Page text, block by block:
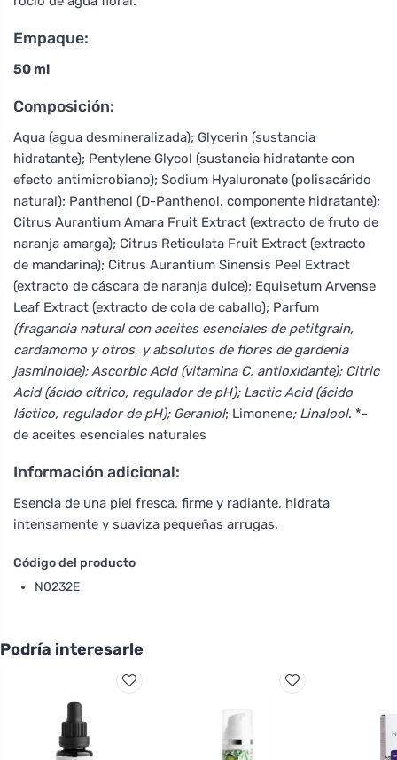
Empaque:
50 ml
Composición:
Aqua (agua desmineralizada); Glycerin (sustancia
hidratante); Pentylene Glycol (sustancia hidratante con
efecto antimicrobiano); Sodium Hyaluronate (polisacárido
natural); Panthenol (D-Panthenol, componente hidratante);
Citrus Aurantium Amara Fruit Extract (extracto de fruto de
naranja amarga); Citrus Reticulata Fruit Extract (extracto
de mandarina); Citrus Aurantium Sinensis Peel Extract
(extracto de cáscara de naranja dulce); Equisetum Arvense
Leaf Extract (extracto de cola de caballo); Parfum
(fragancia natural con aceites esenciales de petitgrain,
cardamomo y otros, y absolutos de flores de gardenia
jasminoide); Ascorbic Acid (vitamina C, antioxidante); Citric
Acid (ácido cítrico, regulador de pH); Lactic Acid (ácido
láctico, regulador de pH); Geraniol; Limonene; Linalool. *-
de aceites esenciales naturales
Información adicional:
Esencia de una piel fresca, firme y radiante, hidrata
intensamente y suaviza pequeñas arrugas.
Código del producto
N0232E
Podría interesarle